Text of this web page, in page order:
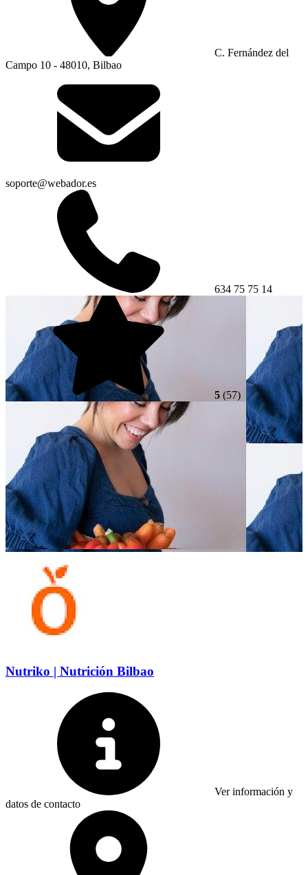
C. Fernández del
Campo 10 - 48010, Bilbao
soporte@webador.es
634 75 75 14
5 (57)
Nutriko | Nutrición Bilbao
Ver información y
datos de contacto